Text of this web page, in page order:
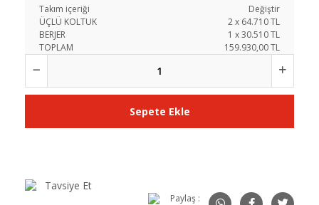
Takım içeriği
Değiştir
ÜÇLÜ KOLTUK
2x 64.710TL
BERJER
1 x30.510TL
TOPLAM
159.930,00 TL
Sepete Ekle
Tavsiye Et
Paylaş :